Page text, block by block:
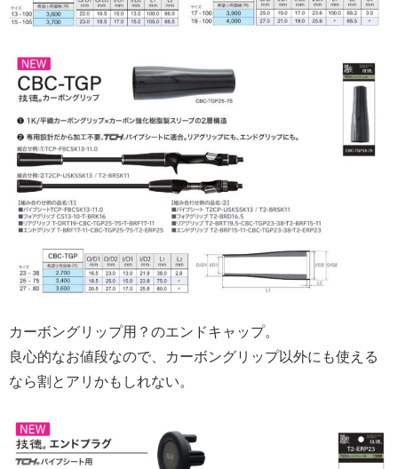
カーボングリップ用？のエンドキャップ。
良心的なお値段なので、カーボングリップ以外にも使える
なら割とアリかもしれない。